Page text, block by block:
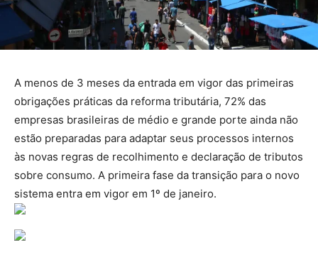
A menos de 3 meses da entrada em vigor das primeiras
obrigações práticas da reforma tributária, 72% das
empresas brasileiras de médio e grande porte ainda não
estão preparadas para adaptar seus processos internos
às novas regras de recolhimento e declaração de tributos
sobre consumo. A primeira fase da transição para o novo
sistema entra em vigor em 1º de janeiro.